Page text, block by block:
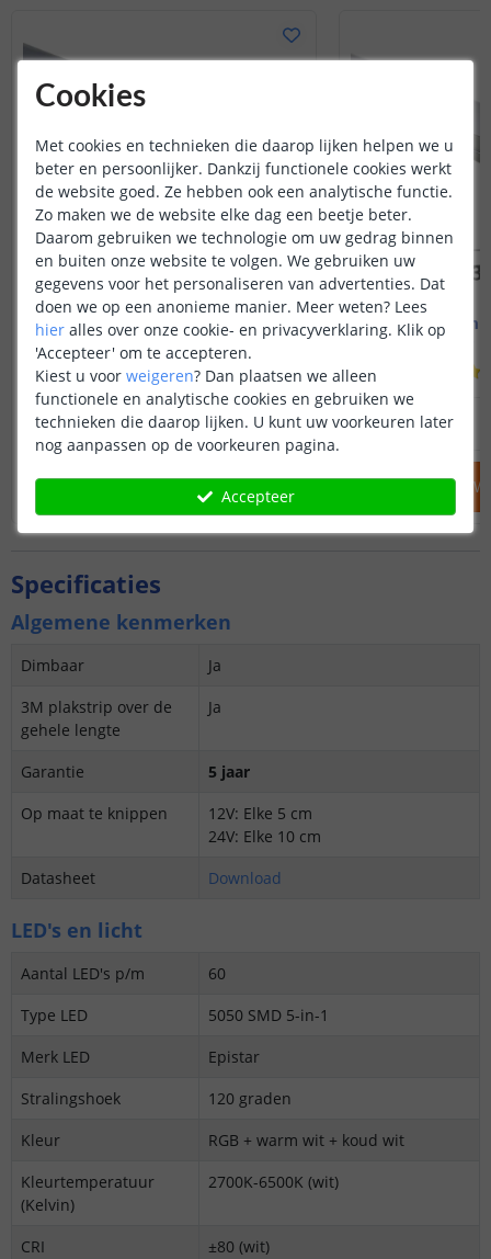
Led strip profiel breed
19 mm - compleet 1M
(8 reviews)
OP VOORRAAD 14 ,95
IN WINKELWAGEN
1M -
Opbouw -
OP VOORRAAD
IN
Specificaties
Algemene kenmerken
Dimbaar
Ja
3M plakstrip over de
gehele lengte
Ja
Garantie
5 jaar
Op maat te knippen
12V: Elke 5 cm
24V: Elke 10 cm
Datasheet
Download
LED's en licht
Aantal LED's p/m
60
Type LED
5050 SMD 5-in-1
Merk LED
Epistar
Stralingshoek
120 graden
Kleur
RGB + warm wit + koud wit
Kleurtemperatuur
(Kelvin)
2700K-6500K (wit)
CRI
±80 (wit)
Cookies
Met cookies en technieken die daarop lijken helpen we u
beter en persoonlijker. Dankzij functionele cookies werkt
de website goed. Ze hebben ook een analytische functie.
Zo maken we de website elke dag een beetje beter.
Daarom gebruiken we technologie om uw gedrag binnen
en buiten onze website te volgen. We gebruiken uw
gegevens voor het personaliseren van advertenties. Dat
doen we op een anonieme manier. Meer weten? Lees
hier alles over onze cookie- en privacyverklaring. Klik op
'Accepteer' om te accepteren.
Kiest u voor weigeren? Dan plaatsen we alleen
functionele en analytische cookies en gebruiken we
technieken die daarop lijken. U kunt uw voorkeuren later
nog aanpassen op de voorkeuren pagina.
Accepteer